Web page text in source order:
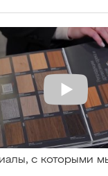
с которыми